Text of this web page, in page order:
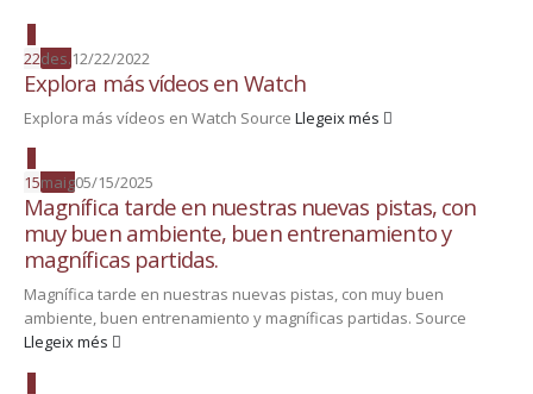
22des.12/22/2022
Explora más vídeos en Watch
Explora más vídeos en Watch Source Llegeix més
15maig05/15/2025
Magnífica tarde en nuestras nuevas pistas, con
muy buen ambiente, buen entrenamiento y
magníficas partidas.
Magnífica tarde en nuestras nuevas pistas, con muy buen
ambiente, buen entrenamiento y magníficas partidas. Source
Llegeix més